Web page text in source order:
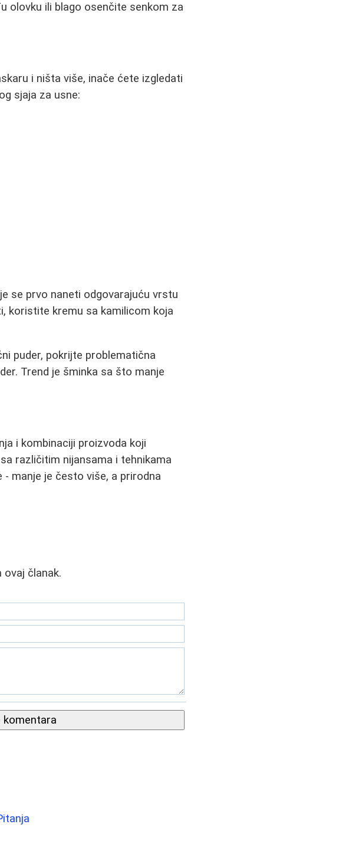
olovku ili blago osenčite senkom za
i ništa više, inače ćete izgledati
sjaja za usne:
se prvo naneti odgovarajuću vrstu
koristite kremu sa kamilicom koja
puder, pokrijte problematična
Trend je šminka sa što manje
i kombinaciji proizvoda koji
različitim nijansama i tehnikama
manje je često više, a prirodna
članak.
komentara